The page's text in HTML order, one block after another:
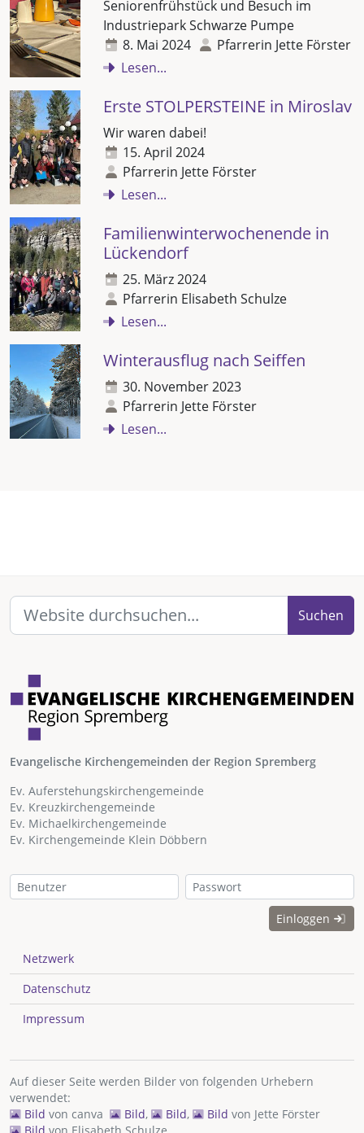
Seniorenfrühstück und Besuch im
Industriepark Schwarze Pumpe
8. Mai 2024
Pfarrerin Jette Förster
Lesen...
Erste STOLPERSTEINE in Miroslav
Wir waren dabei!
15. April 2024
Pfarrerin Jette Förster
Lesen...
Familienwinterwochenende in
Lückendorf
25. März 2024
Pfarrerin Elisabeth Schulze
Lesen...
Winterausflug nach Seiffen
30. November 2023
Pfarrerin Jette Förster
Lesen...
Suchen
Evangelische Kirchengemeinden der Region Spremberg
Ev. Auferstehungskirchengemeinde
Ev. Kreuzkirchengemeinde
Ev. Michaelkirchengemeinde
Ev. Kirchengemeinde Klein Döbbern
Einloggen
Netzwerk
Datenschutz
Impressum
Auf dieser Seite werden Bilder von folgenden Urhebern
verwendet:
Bild von canva Bild, Bild, Bild von Jette Förster